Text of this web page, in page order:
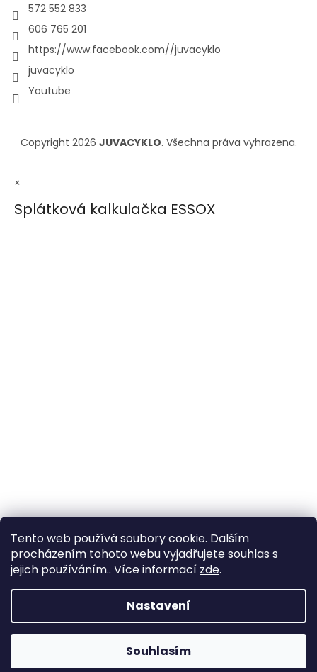
Tento web používá soubory cookie. Dalším
procházením tohoto webu vyjadřujete souhlas s
jejich používáním.. Více informací zde.
Nastavení
Souhlasím
572 552 833
606 765 201
https://www.facebook.com//juvacyklo
juvacyklo
Youtube
Copyright 2026 JUVACYKLO. Všechna práva vyhrazena.
×
Splátková kalkulačka ESSOX